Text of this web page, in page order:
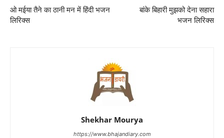
ओ मईया तैने का ठानी मन में हिंदी भजन
लिरिक्स
बांके बिहारी मुझको देना सहारा
भजन लिरिक्स
Shekhar Mourya
https://www.bhajandiary.com